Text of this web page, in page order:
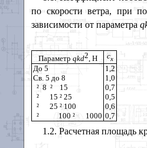
по скорости ветра, при
зависимости от параметра
Параметр qkd2 H сх
До 5
1,2
Св. 5 до 8
1,0
² 8 ² 15
0,7
²
15 ² 25
0,5
²
25 ² 100
0,6
²
100 ² 1000 0,7
1.2. Расчетная площадь